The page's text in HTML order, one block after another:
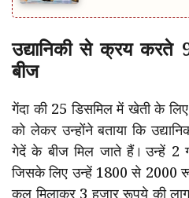
उद्यानिकी से क्रय
बीज
गेंदा की 25 डिसमिल में खेती के
को लेकर उन्होंने बताया कि
गेदें के बीज मिल जाते हैं। उन्हें 2
जिसके लिए उन्हें 1800 से 2000